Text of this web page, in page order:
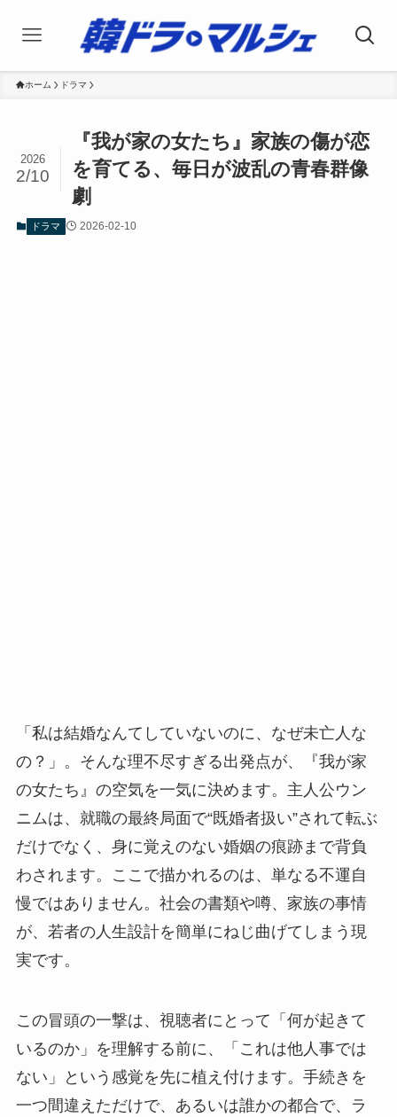
ホーム ドラマ
『我が家の女たち』家族の傷が恋
を育てる、毎日が波乱の青春群像
劇
2026
2/10
ドラマ 2026-02-10
「私は結婚なんてしていないのに、なぜ未亡人な
の？」。そんな理不尽すぎる出発点が、『我が家
の女たち』の空気を一気に決めます。主人公ウン
ニムは、就職の最終局面で“既婚者扱い”されて転ぶ
だけでなく、身に覚えのない婚姻の痕跡まで背負
わされます。ここで描かれるのは、単なる不運自
慢ではありません。社会の書類や噂、家族の事情
が、若者の人生設計を簡単にねじ曲げてしまう現
実です。
この冒頭の一撃は、視聴者にとって「何が起きて
いるのか」を理解する前に、「これは他人事では
ない」という感覚を先に植え付けます。手続きを
一つ間違えただけで、あるいは誰かの都合で、ラ